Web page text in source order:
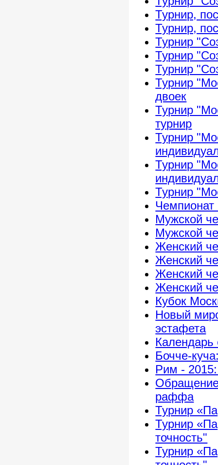
Турнир,
Турнир,
Турнир
Турнир
Турнир
Турнир
двоек
Турнир
турнир
Турнир
Турнир
Турнир
Чемпионат
Мужской
Мужской
Женский
Женский
Женский
Женский
Кубок
Новый
эстафета
Календарь
Бочче-
Рим -
Обращение
раффа
Турнир
Турнир
точность"
Турнир